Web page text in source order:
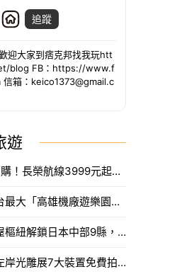
追蹤
迎大家到痞克邦找我玩htt
blog FB：https://www.f
箱：keico1373@gmail.c
遊
機票與鬼滅VIP席限時搶購！長榮航線3999元起，中信兄弟主題套票8月7日開賣攻略。
開箱全新親子景點！全台最大「高雄機廠遊樂園區」8/8開幕，攀岩場、戲水區30項設施免費玩。
秋季旅日新選擇！名古屋樞紐解鎖日本中部9縣，搶先預訂父親節孝親賞楓之旅。
等淡水煙火先拍！八里左岸光雕展7大裝置免費拍，新北夏日浪漫旅遊。